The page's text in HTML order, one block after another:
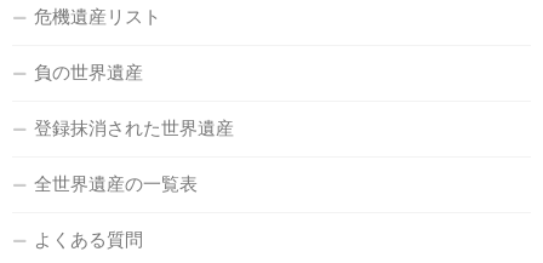
危機遺産リスト
負の世界遺産
登録抹消された世界遺産
全世界遺産の一覧表
よくある質問